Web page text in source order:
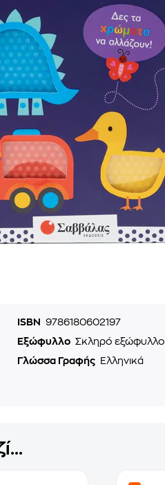
ISBN
9786180602197
Εξώφυλλο Σκληρό εξώφυλλο
Γλώσσα Γραφής Ελληνικά